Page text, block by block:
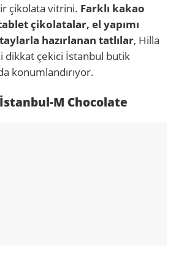
çikolata vitrini. Farklı kakao
çikolatalar, el yapımı
hazırlanan tatlılar, Hilla
dikkat çekici İstanbul butik
konumlandırıyor.
M Chocolate